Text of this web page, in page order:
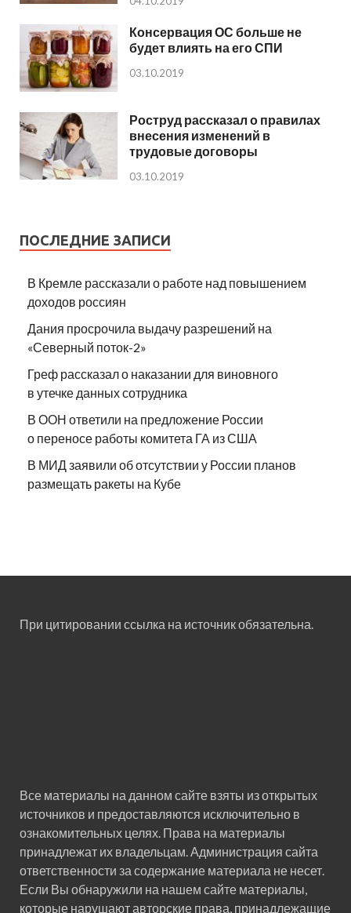
Консервация ОС больше не
будет влиять на его СПИ
03.10.2019
Роструд рассказал о правилах
внесения изменений в
трудовые договоры
03.10.2019
ПОСЛЕДНИЕ ЗАПИСИ
В Кремле рассказали о работе над повышением
доходов россиян
Дания просрочила выдачу разрешений на
«Северный поток-2»
Греф рассказал о наказании для виновного
в утечке данных сотрудника
В ООН ответили на предложение России
о переносе работы комитета ГА из США
В МИД заявили об отсутствии у России планов
размещать ракеты на Кубе
При цитировании ссылка на источник обязательна.
Все материалы на данном сайте взяты из открытых
источников и предоставляются исключительно в
ознакомительных целях. Права на материалы
принадлежат их владельцам. Администрация сайта
ответственности за содержание материала не несет.
Если Вы обнаружили на нашем сайте материалы,
которые нарушают авторские права, принадлежащие